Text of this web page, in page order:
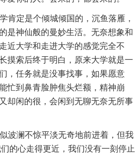
肯定是个倾城倾国的，沉鱼落雁，
是神仙般的曼妙生活。无奈想象和
近大学和走进大学的感觉完全不
摸索后终于明白，原来大学就是一
，任务就是没事找事，如果愿意
忙到鼻青脸肿焦头烂额，精神崩
却闲的很，会闲到无聊无奈无所事
波澜不惊平淡无奇地前进着，但我
的心走得更近，我们没有一刻停止